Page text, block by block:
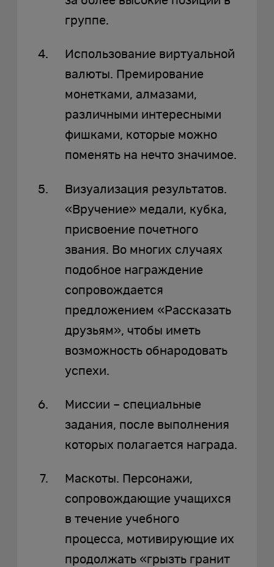
группе.
Использование виртуальной
валюты. Премирование
монетками, алмазами,
различными интересными
фишками, которые можно
поменять на нечто значимое.
Визуализация результатов.
«Вручение» медали, кубка,
присвоение почетного
звания. Во многих случаях
подобное награждение
сопровождается
предложением «Рассказать
друзьям», чтобы иметь
возможность обнародовать
успехи.
Миссии – специальные
задания, после выполнения
которых полагается награда.
Маскоты. Персонажи,
сопровождающие учащихся
в течение учебного
процесса, мотивирующие их
продолжать «грызть гранит